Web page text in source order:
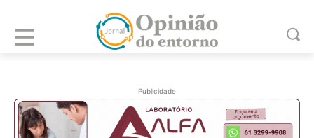
Publicidade